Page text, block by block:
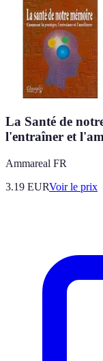
La Santé de
l'entraîner et
Ammareal FR
3.19 EURVoir le prix